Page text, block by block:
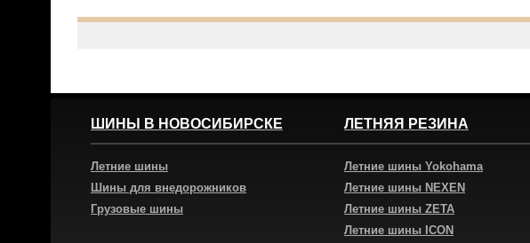
ШИНЫ В НОВОСИБИРСКЕ
Летние шины
Шины для внедорожников
Грузовые шины
ЛЕТНЯЯ РЕЗИНА
Летние шины Yokohama
Летние шины NEXEN
Летние шины ZETA
Летние шины ICON